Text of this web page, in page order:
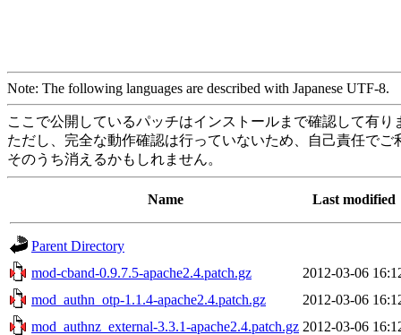
Note: The following languages are described with Japanese UTF-8.
ここで公開しているパッチはインストールまで確認して有り
ただし、完全な動作確認は行っていないため、自己責任でご
そのうち消えるかもしれません。
Name Last modified
Parent Directory
mod-cband-0.9.7.5-apache2.4.patch.gz
2012-03-06
mod_authn_otp-1.1.4-apache2.4.patch.gz
2012-03-06
mod_authnz_external-3.3.1-apache2.4.patch.gz 2012-03-06